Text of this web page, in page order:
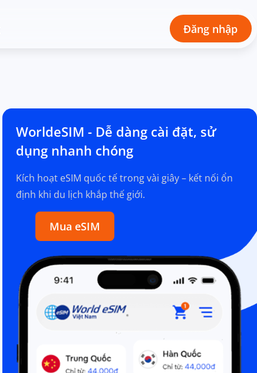
Đăng nhập
WorldeSIM - Dễ dàng cài đặt, sử
dụng nhanh chóng
Kích hoạt eSIM quốc tế trong vài giây – kết nối ổn
định khi du lịch khắp thế giới.
Mua eSIM